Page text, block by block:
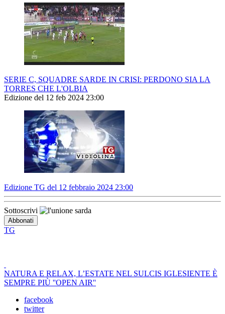
SERIE C, SQUADRE SARDE IN CRISI: PERDONO SIA LA
TORRES CHE L'OLBIA
Edizione del 12 feb 2024 23:00
Edizione TG del 12 febbraio 2024 23:00
Sottoscrivi
TG
NATURA E RELAX, L’ESTATE NEL SULCIS IGLESIENTE È
SEMPRE PIÙ ''OPEN AIR''
facebook
twitter